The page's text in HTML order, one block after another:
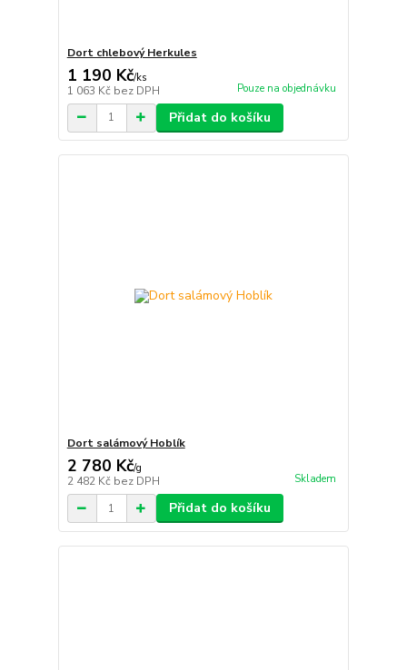
Dort chlebový Herkules
1 190 Kč/ks
1 063 Kč bez DPH Pouze na objednávku
Přidat do košíku
Dort salámový Hoblík
2 780 Kč/g
2 482 Kč bez DPH Skladem
Přidat do košíku